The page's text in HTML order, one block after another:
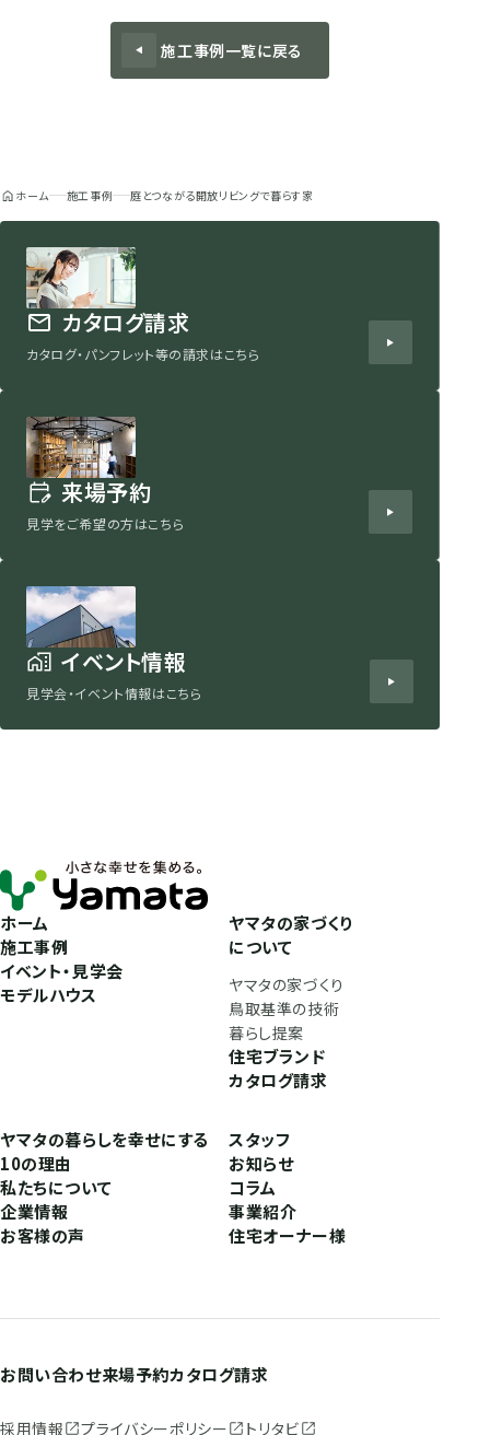
施工事例一覧に戻る
ホーム 施工事例 庭とつながる開放リビングで暮らす家
カタログ請求
カタログ・パンフレット等の請求はこちら
来場予約
見学をご希望の方はこちら
イベント情報
見学会・イベント情報はこちら
ホーム
施工事例
イベント・見学会
モデルハウス
ヤマタの家づくり
について
ヤマタの家づくり
鳥取基準の技術
暮らし提案
住宅ブランド
カタログ請求
ヤマタの暮らしを幸せにする
10の理由
私たちについて
企業情報
お客様の声
スタッフ
お知らせ
コラム
事業紹介
住宅オーナー様
お問い合わせ来場予約カタログ請求
採用情報 プライバシーポリシー トリタビ